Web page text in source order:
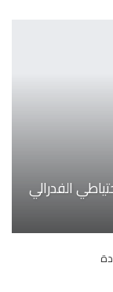
الفدرالي